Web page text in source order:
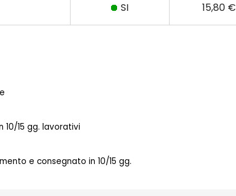
SI 15,80 €
10/15 gg. lavorativi
e consegnato in 10/15 gg.